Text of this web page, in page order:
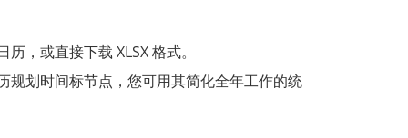
，或直接下载 XLSX 格式。
规划时间标节点，您可用其简化全年工作的统